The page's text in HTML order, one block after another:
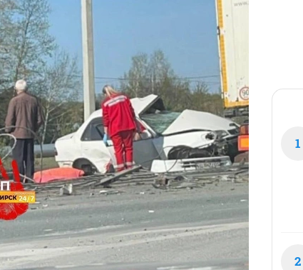
1
2